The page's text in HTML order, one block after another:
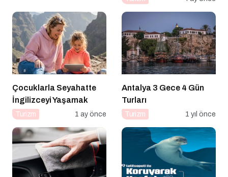
Çocuklarla Seyahatte
İngilizceyi Yaşamak
Turizm 1 ay önce
Antalya 3 Gece 4 Gün
Turları
Turizm 1 yıl önce